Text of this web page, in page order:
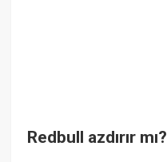
Redbull azdırır mı?